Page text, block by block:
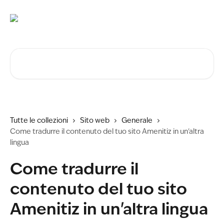
Tutte le collezioni Sito web
Generale
Come tradurre il contenuto del tuo sito Amenitiz in un'altra
lingua
Come tradurre il
contenuto del tuo sito
Amenitiz in un'altra lingua